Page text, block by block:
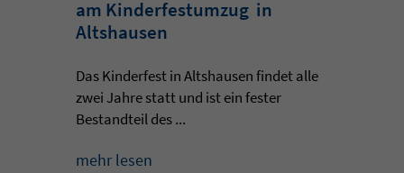
am Kinderfestumzug in
Altshausen
Das Kinderfest in Altshausen findet alle
zwei Jahre statt und ist ein fester
Bestandteil des ...
mehr lesen